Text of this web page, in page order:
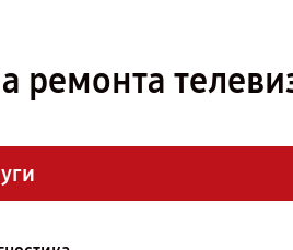
ремонта